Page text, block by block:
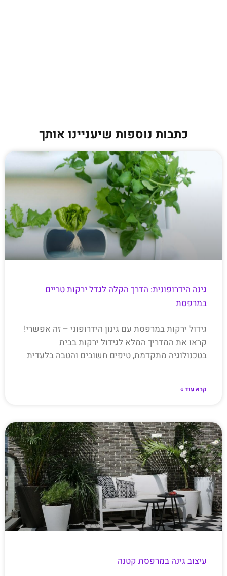
כתבות נוספות שיעניינו אותך
גינה הידרופונית: הדרך הקלה לגדל ירקות טריים
במרפסת
גידול ירקות במרפסת עם גינון הידרופוני – זה אפשרי!
קראו את המדריך המלא לגידול ירקות בבית
בטכנולוגיה מתקדמת, טיפים חשובים והטבה בלעדית
קרא עוד »
עיצוב גינה במרפסת קטנה